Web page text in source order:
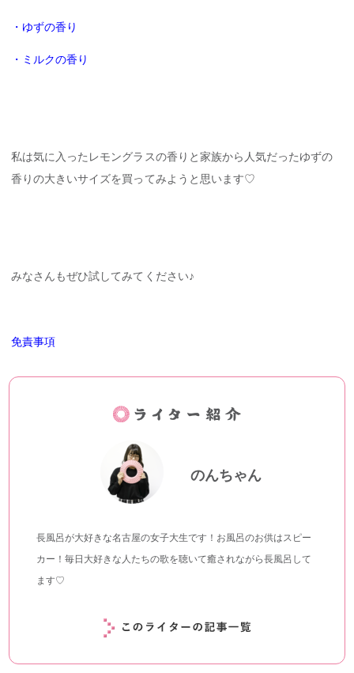
・ゆずの香り
・ミルクの香り
私は気に入ったレモングラスの香りと家族から人気だったゆずの
香りの大きいサイズを買ってみようと思います♡
みなさんもぜひ試してみてください♪
免責事項
のんちゃん
長風呂が大好きな名古屋の女子大生です！お風呂のお供はスピー
カー！毎日大好きな人たちの歌を聴いて癒されながら長風呂して
ます♡